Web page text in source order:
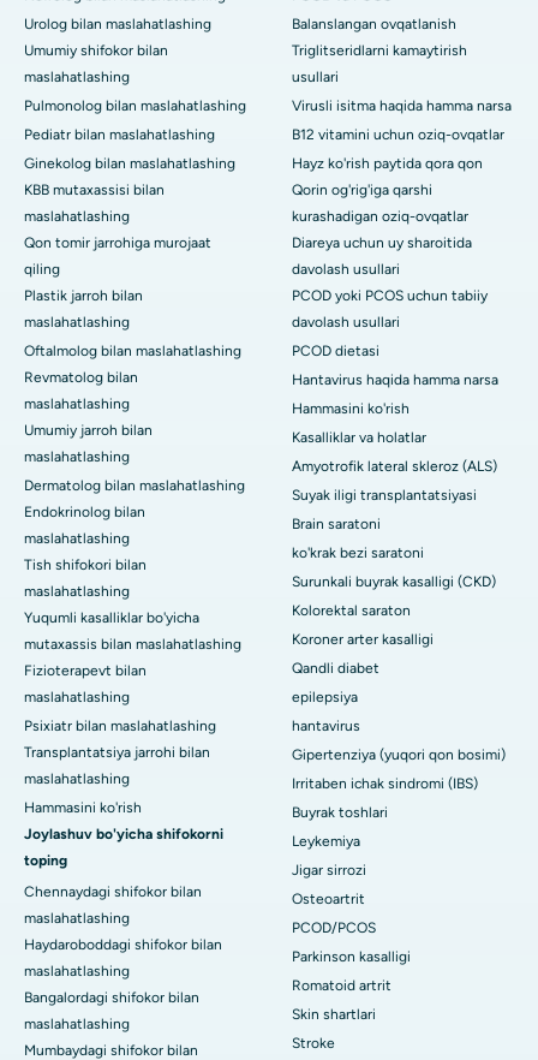
Urolog bilan maslahatlashing
Umumiy shifokor bilan
maslahatlashing
Pulmonolog bilan maslahatlashing
Pediatr bilan maslahatlashing
Ginekolog bilan maslahatlashing
KBB mutaxassisi bilan
maslahatlashing
Qon tomir jarrohiga murojaat
qiling
Plastik jarroh bilan
maslahatlashing
Oftalmolog bilan maslahatlashing
Revmatolog bilan
maslahatlashing
Umumiy jarroh bilan
maslahatlashing
Dermatolog bilan maslahatlashing
Endokrinolog bilan
maslahatlashing
Tish shifokori bilan
maslahatlashing
Yuqumli kasalliklar bo'yicha
mutaxassis bilan maslahatlashing
Fizioterapevt bilan
maslahatlashing
Psixiatr bilan maslahatlashing
Transplantatsiya jarrohi bilan
maslahatlashing
Hammasini ko'rish
Joylashuv bo'yicha shifokorni
toping
Chennaydagi shifokor bilan
maslahatlashing
Haydaroboddagi shifokor bilan
maslahatlashing
Bangalordagi shifokor bilan
maslahatlashing
Mumbaydagi shifokor bilan
Balanslangan ovqatlanish
Triglitseridlarni kamaytirish
usullari
Virusli isitma haqida hamma narsa
B12 vitamini uchun oziq-ovqatlar
Hayz ko'rish paytida qora qon
Qorin og'rig'iga qarshi
kurashadigan oziq-ovqatlar
Diareya uchun uy sharoitida
davolash usullari
PCOD yoki PCOS uchun tabiiy
davolash usullari
PCOD dietasi
Hantavirus haqida hamma narsa
Hammasini ko'rish
Kasalliklar va holatlar
Amyotrofik lateral skleroz (ALS)
Suyak iligi transplantatsiyasi
Brain saratoni
ko'krak bezi saratoni
Surunkali buyrak kasalligi (CKD)
Kolorektal saraton
Koroner arter kasalligi
Qandli diabet
epilepsiya
hantavirus
Gipertenziya (yuqori qon bosimi)
Irritaben ichak sindromi (IBS)
Buyrak toshlari
Leykemiya
Jigar sirrozi
Osteoartrit
PCOD/PCOS
Parkinson kasalligi
Romatoid artrit
Skin shartlari
Stroke